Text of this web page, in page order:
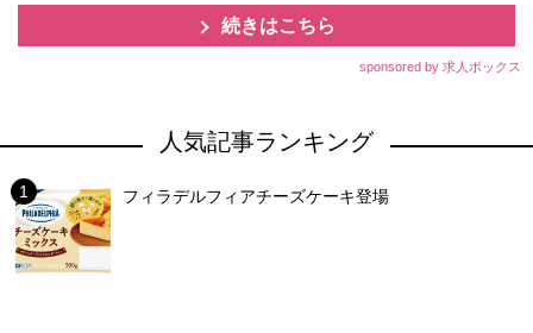
続きはこちら
sponsored by 求人ボックス
人気記事ランキング
フィラデルフィアチーズケーキ登場